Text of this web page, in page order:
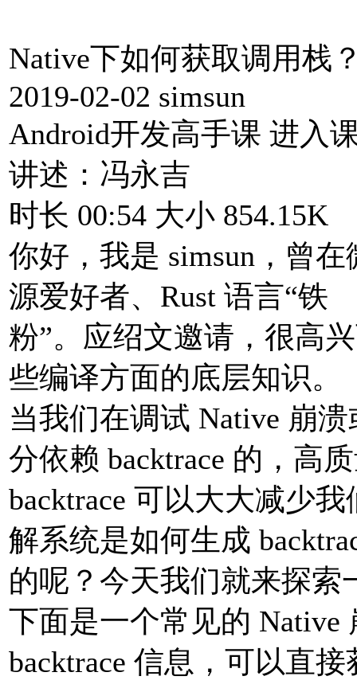
Native下如何获取调用栈
2019-02-02 simsun
Android开发高手课 进入
讲述：冯永吉
时长 00:54 大小 854.15K
你好，我是 simsun，曾
源爱好者、Rust 语言“铁
粉”。应绍文邀请，很高
些编译方面的底层知识。
当我们在调试 Native 崩
分依赖 backtrace 的，高
backtrace 可以大大减少
解系统是如何生成
的呢？今天我们就来探索
下面是一个常见的
backtrace 信息，可以直接